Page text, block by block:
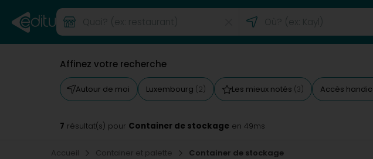
Affinez votre recherche
Autour de moi Luxembourg (2) Les mieux notés (3) Accès
7 résultat(s) pour Container de stockage en 49ms
Accueil Container et palette Container de stockage